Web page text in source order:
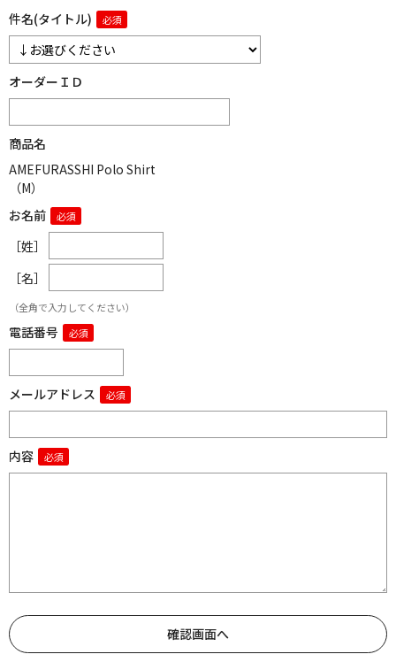
件名(タイトル)
オーダーＩＤ
商品名
AMEFURASSHI Polo Shirt
（M）
お名前
［姓］
［名］
（全角で入力してください）
電話番号
メールアドレス
内容